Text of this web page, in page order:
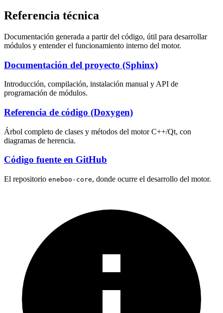
Referencia técnica
Documentación generada a partir del código, útil para desarrollar
módulos y entender el funcionamiento interno del motor.
Documentación del proyecto (Sphinx)
Introducción, compilación, instalación manual y API de
programación de módulos.
Referencia de código (Doxygen)
Árbol completo de clases y métodos del motor C++/Qt, con
diagramas de herencia.
Código fuente en GitHub
El repositorio eneboo-core, donde ocurre el desarrollo del motor.